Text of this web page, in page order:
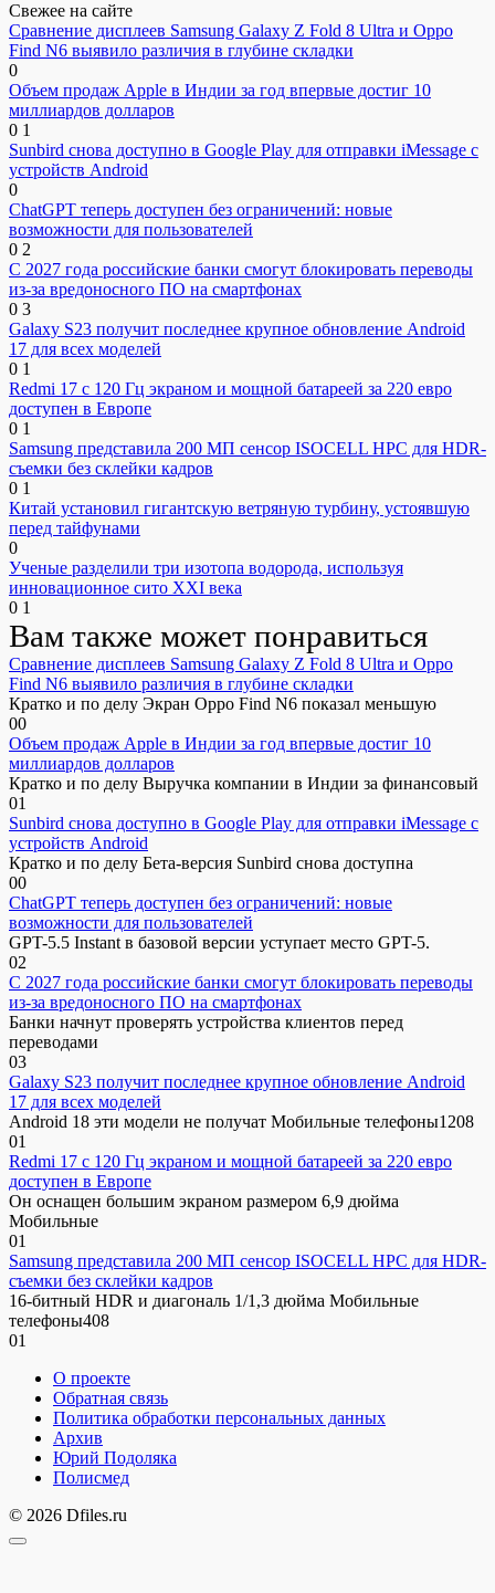
Свежее на сайте
Сравнение дисплеев Samsung Galaxy Z Fold 8 Ultra и Oppo
Find N6 выявило различия в глубине складки
0
Объем продаж Apple в Индии за год впервые достиг 10
миллиардов долларов
0 1
Sunbird снова доступно в Google Play для отправки iMessage с
устройств Android
0
ChatGPT теперь доступен без ограничений: новые
возможности для пользователей
0 2
С 2027 года российские банки смогут блокировать переводы
из-за вредоносного ПО на смартфонах
0 3
Galaxy S23 получит последнее крупное обновление Android
17 для всех моделей
0 1
Redmi 17 с 120 Гц экраном и мощной батареей за 220 евро
доступен в Европе
0 1
Samsung представила 200 МП сенсор ISOCELL HPC для HDR-
съемки без склейки кадров
0 1
Китай установил гигантскую ветряную турбину, устоявшую
перед тайфунами
0
Ученые разделили три изотопа водорода, используя
инновационное сито XXI века
0 1
Вам также может понравиться
Сравнение дисплеев Samsung Galaxy Z Fold 8 Ultra и Oppo
Find N6 выявило различия в глубине складки
Кратко и по делу Экран Oppo Find N6 показал меньшую
00
Объем продаж Apple в Индии за год впервые достиг 10
миллиардов долларов
Кратко и по делу Выручка компании в Индии за финансовый
01
Sunbird снова доступно в Google Play для отправки iMessage с
устройств Android
Кратко и по делу Бета-версия Sunbird снова доступна
00
ChatGPT теперь доступен без ограничений: новые
возможности для пользователей
GPT-5.5 Instant в базовой версии уступает место GPT-5.
02
С 2027 года российские банки смогут блокировать переводы
из-за вредоносного ПО на смартфонах
Банки начнут проверять устройства клиентов перед
переводами
03
Galaxy S23 получит последнее крупное обновление Android
17 для всех моделей
Android 18 эти модели не получат Мобильные телефоны1208
01
Redmi 17 с 120 Гц экраном и мощной батареей за 220 евро
доступен в Европе
Он оснащен большим экраном размером 6,9 дюйма
Мобильные
01
Samsung представила 200 МП сенсор ISOCELL HPC для HDR-
съемки без склейки кадров
16-битный HDR и диагональ 1/1,3 дюйма Мобильные
телефоны408
01
О проекте
Обратная связь
Политика обработки персональных данных
Архив
Юрий Подоляка
Полисмед
© 2026 Dfiles.ru